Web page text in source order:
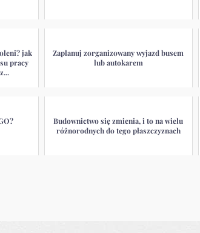
jak
pracy
Zaplanuj zorganizowany wyjazd busem
lub autokarem
Budownictwo się zmienia, i to na wielu
różnorodnych do tego płaszczyznach